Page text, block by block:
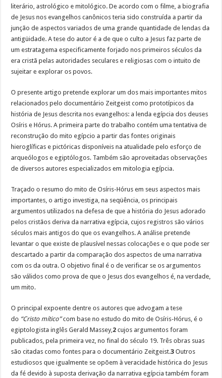
literário, astrológico e mitológico. De acordo com o filme, a biografia
de Jesus nos evangelhos canônicos teria sido construída a partir da
junção de aspectos variados de uma grande quantidade de lendas da
antigüidade. A tese do autor é a de que o culto a Jesus faz parte de
um estratagema especificamente forjado nos primeiros séculos da
era cristã pelas autoridades seculares e religiosas com o intuito de
sujeitar e explorar os povos.
O presente artigo pretende explorar um dos mais importantes mitos
relacionados pelo documentário Zeitgeist como prototípicos da
história de Jesus descrita nos evangelhos: a lenda egípcia dos deuses
Osíris e Hórus. A primeira parte do trabalho contém uma tentativa de
reconstrução do mito egípcio a partir das fontes originais
hieroglíficas e pictóricas disponíveis na atualidade pelo esforço de
arqueólogos e egiptólogos. Também são aproveitadas observações
de diversos autores especializados em mitologia egípcia.
Traçado o resumo do mito de Osíris-Hórus em seus aspectos mais
importantes, o artigo investiga, na seqüência, os principais
argumentos utilizados na defesa de que a história do Jesus adorado
pelos cristãos deriva da narrativa egípcia, cujos registros são vários
séculos mais antigos do que os evangelhos. A análise pretende
levantar o que existe de plausível nessas colocações e o que pode ser
descartado a partir da comparação dos aspectos de uma narrativa
com os da outra. O objetivo final é o de verificar se os argumentos
são válidos como prova de que o Jesus dos evangelhos é, na verdade,
um mito.
O principal expoente dentre os autores que advogam a tese
do “Cristo mítico”com base no estudo do mito de Osíris-Hórus, é o
egiptologista inglês Gerald Massey,2 cujos argumentos foram
publicados, pela primeira vez, no final do século 19. Três obras suas
são citadas como fontes para o documentário Zeitgeist.3 Outros
estudiosos que igualmente se opõem à veracidade histórica do Jesus
da fé devido à suposta derivação da narrativa egípcia também foram